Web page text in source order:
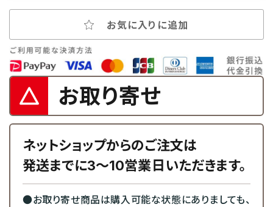
お気に入りに追加
お取り寄せ
ネットショップからのご注文は
発送までに3～10営業日いただきます。
●お取り寄せ商品は購入可能な状態にありましても、